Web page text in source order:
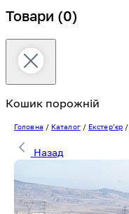
Товари (0)
Кошик порожній
Головна / Каталог/ Екстерʼєр/
Назад